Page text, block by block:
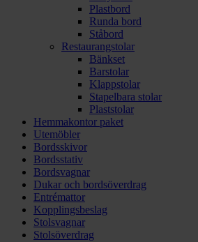
Plastbord
Runda bord
Ståbord
Restaurangstolar
Bänkset
Barstolar
Klappstolar
Stapelbara stolar
Plaststolar
Hemmakontor paket
Utemöbler
Bordsskivor
Bordsstativ
Bordsvagnar
Dukar och bordsöverdrag
Entrémattor
Kopplingsbeslag
Stolsvagnar
Stolsöverdrag